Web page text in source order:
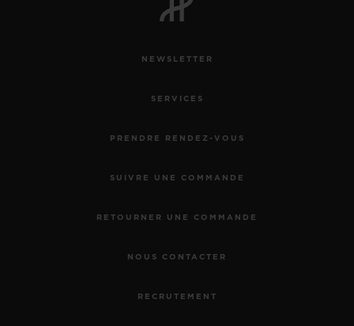
NEWSLETTER
SERVICES
PRENDRE RENDEZ-VOUS
SUIVRE UNE COMMANDE
RETOURNER UNE COMMANDE
NOUS CONTACTER
RECRUTEMENT